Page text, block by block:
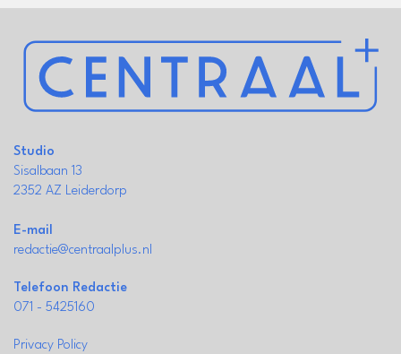
Studio
Sisalbaan 13
2352 AZ Leiderdorp
E-mail
redactie@centraalplus.nl
Telefoon Redactie
071 - 5425160
Privacy Policy